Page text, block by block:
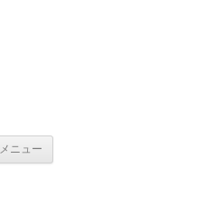
メニュー コンテンツへ移動